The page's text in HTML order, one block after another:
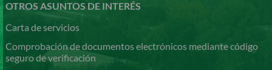
OTROS ASUNTOS DE INTERÉS
Carta de servicios
Comprobación de documentos electrónicos mediante código
seguro de verificación